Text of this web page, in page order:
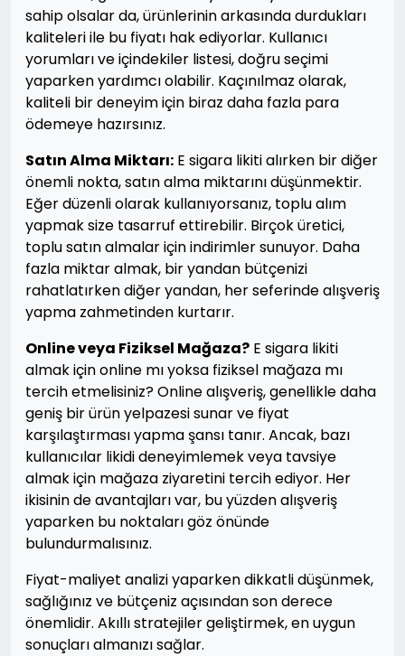
sahip olsalar da, ürünlerinin arkasında durdukları
kaliteleri ile bu fiyatı hak ediyorlar. Kullanıcı
yorumları ve içindekiler listesi, doğru seçimi
yaparken yardımcı olabilir. Kaçınılmaz olarak,
kaliteli bir deneyim için biraz daha fazla para
ödemeye hazırsınız.
Satın Alma Miktarı: E sigara likiti alırken bir diğer
önemli nokta, satın alma miktarını düşünmektir.
Eğer düzenli olarak kullanıyorsanız, toplu alım
yapmak size tasarruf ettirebilir. Birçok üretici,
toplu satın almalar için indirimler sunuyor. Daha
fazla miktar almak, bir yandan bütçenizi
rahatlatırken diğer yandan, her seferinde alışveriş
yapma zahmetinden kurtarır.
Online veya Fiziksel Mağaza? E sigara likiti
almak için online mı yoksa fiziksel mağaza mı
tercih etmelisiniz? Online alışveriş, genellikle daha
geniş bir ürün yelpazesi sunar ve fiyat
karşılaştırması yapma şansı tanır. Ancak, bazı
kullanıcılar likidi deneyimlemek veya tavsiye
almak için mağaza ziyaretini tercih ediyor. Her
ikisinin de avantajları var, bu yüzden alışveriş
yaparken bu noktaları göz önünde
bulundurmalısınız.
Fiyat-maliyet analizi yaparken dikkatli düşünmek,
sağlığınız ve bütçeniz açısından son derece
önemlidir. Akıllı stratejiler geliştirmek, en uygun
sonuçları almanızı sağlar.